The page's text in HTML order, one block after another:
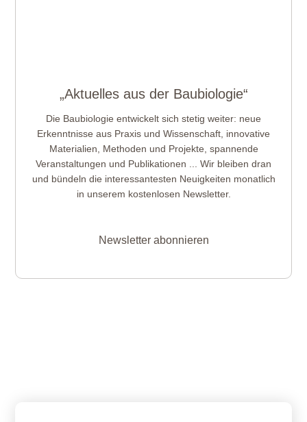
„Aktuelles aus der Baubiologie“
Die Baubiologie entwickelt sich stetig weiter: neue
Erkenntnisse aus Praxis und Wissenschaft, innovative
Materialien, Methoden und Projekte, spannende
Veranstaltungen und Publikationen ... Wir bleiben dran
und bündeln die interessantesten Neuigkeiten monatlich
in unserem kostenlosen Newsletter.
Newsletter abonnieren